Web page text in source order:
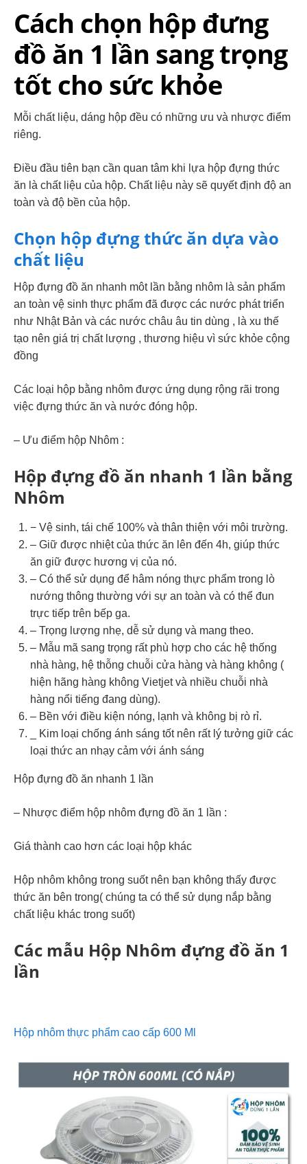
Cách chọn hộp đưng
đồ ăn 1 lần sang trọng
tốt cho sức khỏe
Mỗi chất liệu, dáng hộp đều có những ưu và nhược điểm
riêng.
Điều đầu tiên bạn cần quan tâm khi lựa hộp đựng thức
ăn là chất liệu của hộp. Chất liệu này sẽ quyết định độ an
toàn và độ bền của hộp.
Chọn hộp đựng thức ăn dựa vào
chất liệu
Hộp đựng đồ ăn nhanh môt lần bằng nhôm là sản phẩm
an toàn vệ sinh thực phẩm đã được các nước phát triển
như Nhật Bản và các nước châu âu tin dùng , là xu thế
tạo nên giá trị chất lượng , thương hiệu vì sức khỏe cộng
đồng
Các loại hộp bằng nhôm được ứng dụng rộng rãi trong
việc đựng thức ăn và nước đóng hộp.
– Ưu điểm hộp Nhôm :
Hộp đựng đồ ăn nhanh 1 lần bằng
Nhôm
− Vệ sinh, tái chế 100% và thân thiện với môi trường.
– Giữ được nhiệt của thức ăn lên đến 4h, giúp thức
ăn giữ được hương vị của nó.
– Có thể sử dụng để hâm nóng thực phẩm trong lò
nướng thông thường với sự an toàn và có thể đun
trực tiếp trên bếp ga.
– Trọng lượng nhẹ, dễ sử dụng và mang theo.
– Mẫu mã sang trọng rất phù hợp cho các hệ thống
nhà hàng, hệ thỗng chuỗi cửa hàng và hàng không (
hiện hãng hàng không Vietjet và nhiều chuỗi nhà
hàng nổi tiếng đang dùng).
– Bền với điều kiện nóng, lạnh và không bị rò rỉ.
_ Kim loại chống ánh sáng tốt nên rất lý tưởng giữ các
loại thức an nhạy cảm với ánh sáng
Hộp đựng đồ ăn nhanh 1 lần
– Nhược điểm hộp nhôm đựng đồ ăn 1 lần :
Giá thành cao hơn các loại hộp khác
Hộp nhôm không trong suốt nên bạn không thấy được
thức ăn bên trong( chúng ta có thể sử dụng nắp bằng
chất liệu khác trong suốt)
Các mẫu Hộp Nhôm đựng đồ ăn 1
lần
Hộp nhôm thực phẩm cao cấp 600 Ml